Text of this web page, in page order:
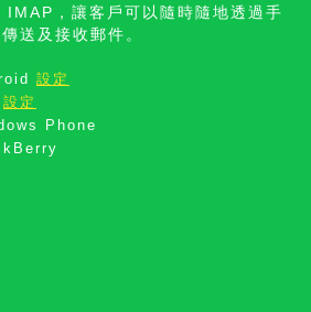
，讓客戶可以隨時隨地透過手
送及接收郵件。
設定
設定
Phone